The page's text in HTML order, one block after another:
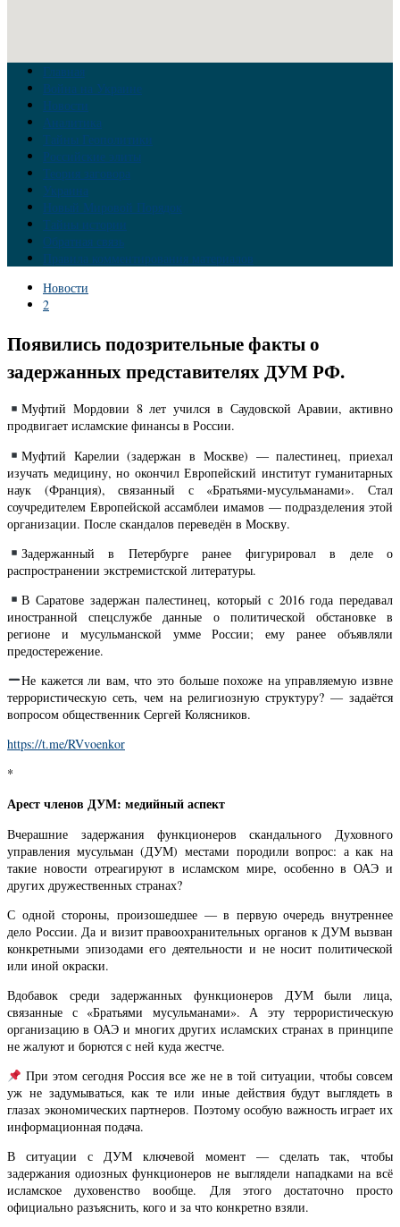
Главная
Война на Украине
Новости
Аналитика
Тайны Геополитики
Российские элиты
Теория заговора
Украина
Новый Мировой Порядок
Тайны истории
Обратная связь
Правила комментирования материалов
Новости
2
Появились подозрительные факты о
задержанных представителях ДУМ РФ.
Муфтий Мордовии 8 лет учился в Саудовской Аравии, активно
продвигает исламские финансы в России.
Муфтий Карелии (задержан в Москве) — палестинец, приехал
изучать медицину, но окончил Европейский институт гуманитарных
наук (Франция), связанный с «Братьями-мусульманами». Стал
соучредителем Европейской ассамблеи имамов — подразделения этой
организации. После скандалов переведён в Москву.
Задержанный в Петербурге ранее фигурировал в деле о
распространении экстремистской литературы.
В Саратове задержан палестинец, который с 2016 года передавал
иностранной спецслужбе данные о политической обстановке в
регионе и мусульманской умме России; ему ранее объявляли
предостережение.
Не кажется ли вам, что это больше похоже на управляемую извне
террористическую сеть, чем на религиозную структуру? — задаётся
вопросом общественник Сергей Колясников.
https://t.me/RVvoenkor
*
Арест членов ДУМ: медийный аспект
Вчерашние задержания функционеров скандального Духовного
управления мусульман (ДУМ) местами породили вопрос: а как на
такие новости отреагируют в исламском мире, особенно в ОАЭ и
других дружественных странах?
С одной стороны, произошедшее — в первую очередь внутреннее
дело России. Да и визит правоохранительных органов к ДУМ вызван
конкретными эпизодами его деятельности и не носит политической
или иной окраски.
Вдобавок среди задержанных функционеров ДУМ были лица,
связанные с «Братьями мусульманами». А эту террористическую
организацию в ОАЭ и многих других исламских странах в принципе
не жалуют и борются с ней куда жестче.
При этом сегодня Россия все же не в той ситуации, чтобы совсем
уж не задумываться, как те или иные действия будут выглядеть в
глазах экономических партнеров. Поэтому особую важность играет их
информационная подача.
В ситуации с ДУМ ключевой момент — сделать так, чтобы
задержания одиозных функционеров не выглядели нападками на всё
исламское духовенство вообще. Для этого достаточно просто
официально разъяснить, кого и за что конкретно взяли.